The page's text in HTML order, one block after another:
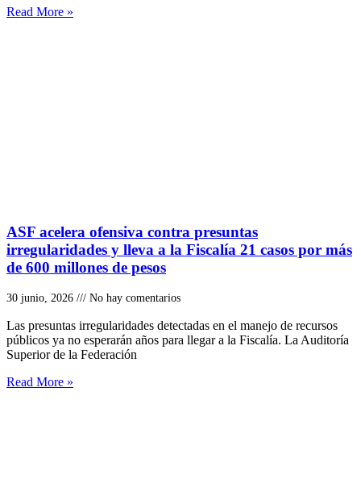
Read More »
ASF acelera ofensiva contra presuntas
irregularidades y lleva a la Fiscalía 21 casos por más
de 600 millones de pesos
30 junio, 2026 No hay comentarios
Las presuntas irregularidades detectadas en el manejo de recursos
públicos ya no esperarán años para llegar a la Fiscalía. La Auditoría
Superior de la Federación
Read More »